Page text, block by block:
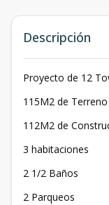
Descripción
Proyecto de 12
115M2 de Terreno
112M2 de
3 habitaciones
2 1/2 Baños
2 Parqueos